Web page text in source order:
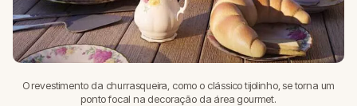
O revestimento da churrasqueira, como o clássico tijolinho, se torna um
ponto focal na decoração da área gourmet.